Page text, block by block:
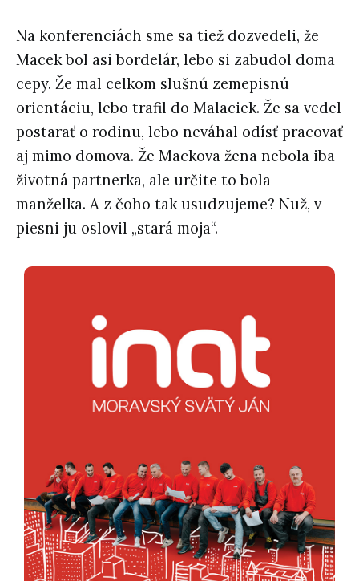
Na konferenciách sme sa tiež dozvedeli, že
Macek bol asi bordelár, lebo si zabudol doma
cepy. Že mal celkom slušnú zemepisnú
orientáciu, lebo trafil do Malaciek. Že sa vedel
postarať o rodinu, lebo neváhal odísť pracovať
aj mimo domova. Že Mackova žena nebola iba
životná partnerka, ale určite to bola
manželka. A z čoho tak usudzujeme? Nuž, v
piesni ju oslovil „stará moja“.